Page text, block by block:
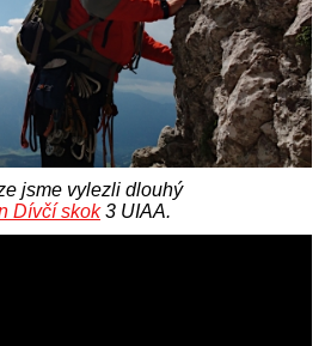
jsme vylezli dlouhý
Dívčí skok3 UIAA.